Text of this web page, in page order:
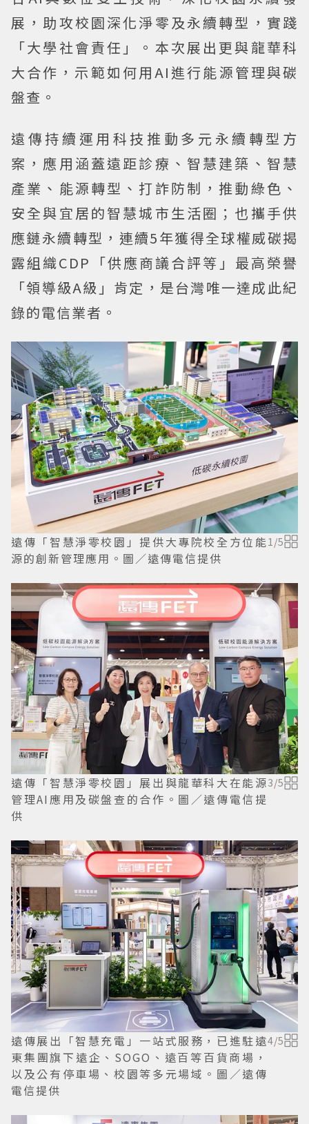
展，助攻校園深化淨零及永續轉型，實踐
「大學社會責任」。本次展出更與龍華科
大合作，示範如何用AI進行能源管理與碳
盤查。
遠傳持續運用科技推動多元永續轉型方
案，應用涵蓋遠距診療、智慧建築、智慧
產業、能源轉型、打詐防制，推動綠色、
安全與宜居的智慧城市生活圈；也攜手供
應鏈永續轉型，連續5年獲得全球權威碳揭
露組織CDP「供應商議合評等」最高榮譽
「領導級A級」肯定，是台灣唯一達成此紀
錄的電信業者。
遠傳「智慧淨零校園」提供大專院校全方位能
源的創新管理應用。圖／遠傳電信提供
1 /5
遠傳「智慧淨零校園」展出與龍華科大在能源
管理AI應用及碳盤查的合作。圖／遠傳電信提
供
3/5
遠傳展出「智慧充電」一站式服務，已進駐遠
東集團旗下遠企、SOGO、遠百等百貨商場，
以及公有停車場、校園等多元場域。圖／遠傳
電信提供
4/5